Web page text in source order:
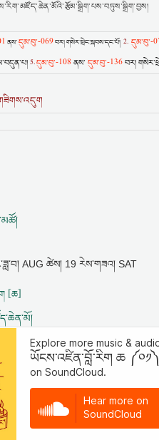
ནས་དུམ་བུ་-069བར། གསེར་ཕྲེང་སྐབས་དང་པོ། 2. དུམ་བུ་-
5.དུམ་བུ་-108 ནས་ དུམ་བུ་-136བར།
AUG ཚེས། 19 རེས་གཟའ། SAT
[ཆ]